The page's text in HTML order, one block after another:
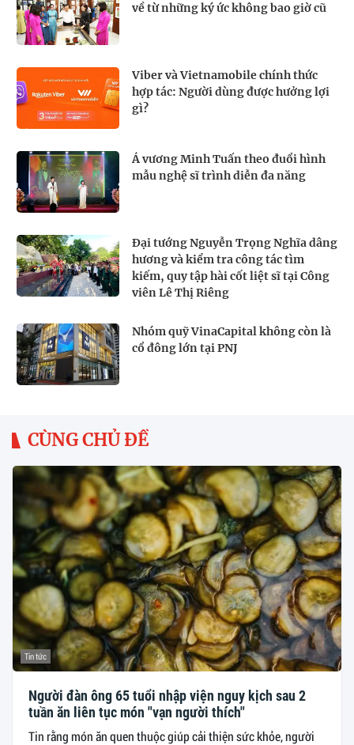
về từ những ký ức không bao giờ cũ
Viber và Vietnamobile chính thức
hợp tác: Người dùng được hưởng lợi
gì?
Á vương Minh Tuấn theo đuổi hình
mẫu nghệ sĩ trình diễn đa năng
Đại tướng Nguyễn Trọng Nghĩa dâng
hương và kiểm tra công tác tìm
kiếm, quy tập hài cốt liệt sĩ tại Công
viên Lê Thị Riêng
Nhóm quỹ VinaCapital không còn là
cổ đông lớn tại PNJ
CÙNG CHỦ ĐỀ
Tin tức
Người đàn ông 65 tuổi nhập viện nguy kịch sau 2
tuần ăn liên tục món "vạn người thích"
Tin rằng món ăn quen thuộc giúp cải thiện sức khỏe, người